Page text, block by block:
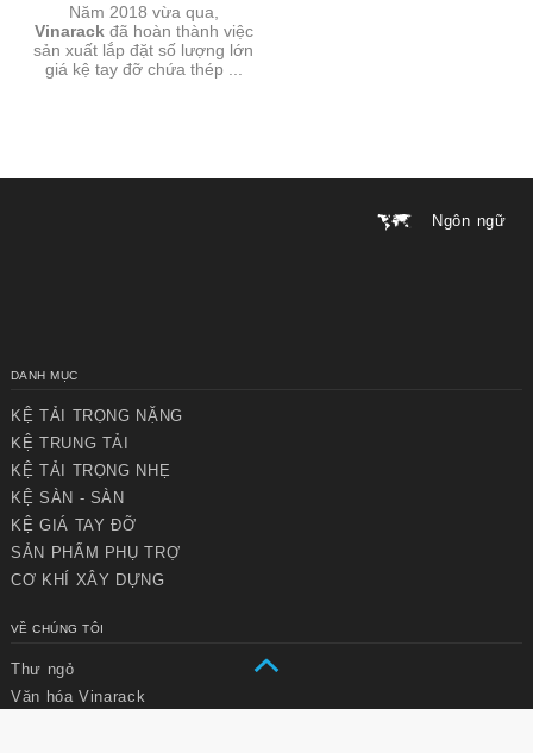
Năm 2018 vừa qua,
Vinarack đã hoàn thành việc
sản xuất lắp đặt số lượng lớn
giá kệ tay đỡ chứa thép ...
Ngôn ngữ
DANH MỤC
KỆ TẢI TRỌNG NẶNG
KỆ TRUNG TẢI
KỆ TẢI TRỌNG NHẸ
KỆ SÀN - SÀN
KỆ GIÁ TAY ĐỠ
SẢN PHẨM PHỤ TRỢ
CƠ KHÍ XÂY DỰNG
VỀ CHÚNG TÔI
Thư ngỏ
Văn hóa Vinarack